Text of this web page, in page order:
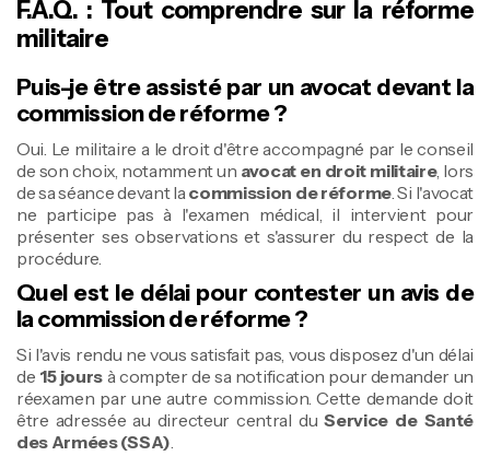
F.A.Q. : Tout comprendre sur la réforme
militaire
Puis-je être assisté par un avocat devant la
commission de réforme ?
Oui. Le militaire a le droit d'être accompagné par le conseil
de son choix, notamment un avocat en droit militaire, lors
de sa séance devant lacommission de réforme. Si l'avocat
ne participe pas à l'examen médical, il intervient pour
présenter ses observations et s'assurer du respect de la
procédure.
Quel est le délai pour contester un avis de
la commission de réforme ?
Si l'avis rendu ne vous satisfait pas, vous disposez d'un délai
de 15 jours à compter de sa notification pour demander un
réexamen par une autre commission. Cette demande doit
être adressée au directeur central duService de Santé
des Armées (SSA).